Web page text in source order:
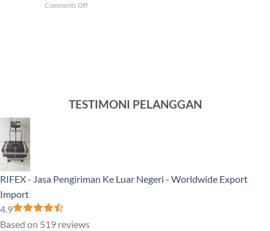
Venezuela
Comments Offon
Negeri
TESTIMONI PELANGGAN
RIFEX - Jasa Pengiriman Ke Luar Negeri - Worldwide Export
Import
4.9
Based on 519 reviews